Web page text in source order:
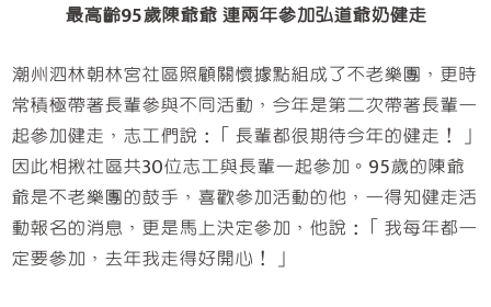
最高齡95歲陳爺爺 連兩年參加弘道爺奶健走
潮州泗林朝林宮社區照顧關懷據點組成了不老樂團，更時
常積極帶著長輩參與不同活動，今年是第二次帶著長輩一
起參加健走，志工們說：「長輩都很期待今年的健走！」
因此相揪社區共30位志工與長輩一起參加。95歲的陳爺
爺是不老樂團的鼓手，喜歡參加活動的他，一得知健走活
動報名的消息，更是馬上決定參加，他說：「我每年都一
定要參加，去年我走得好開心！」